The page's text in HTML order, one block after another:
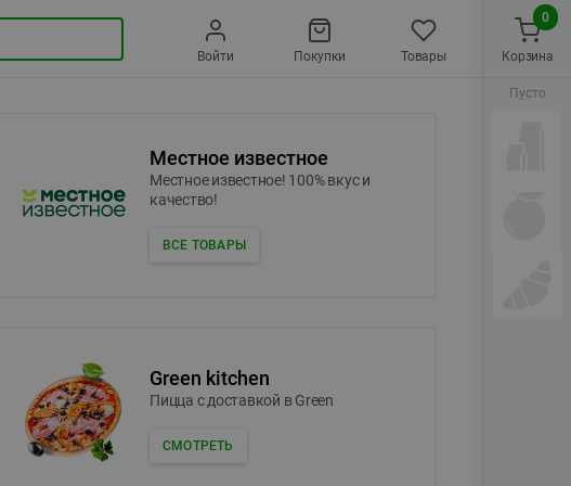
Войти Покупки Товары
Местное известное
Местное известное! 100% вкус и
качество!
ВСЕ ТОВАРЫ
Green kitchen
Пицца c доставкой в Green
СМОТРЕТЬ
Корзина
0
Пусто